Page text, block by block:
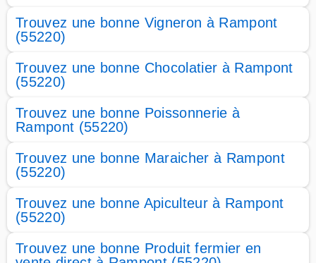
Trouvez une bonne Vigneron à Rampont
(55220)
Trouvez une bonne Chocolatier à Rampont
(55220)
Trouvez une bonne Poissonnerie à
Rampont (55220)
Trouvez une bonne Maraicher à Rampont
(55220)
Trouvez une bonne Apiculteur à Rampont
(55220)
Trouvez une bonne Produit fermier en